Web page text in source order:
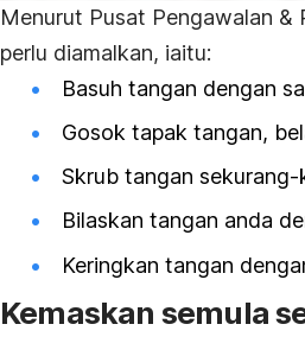
Menurut Pusat Pengawalan &
perlu diamalkan, iaitu:
Basuh tangan dengan
Gosok tapak tangan,
Skrub tangan
Bilaskan tangan anda
Keringkan tangan
Kemaskan semula